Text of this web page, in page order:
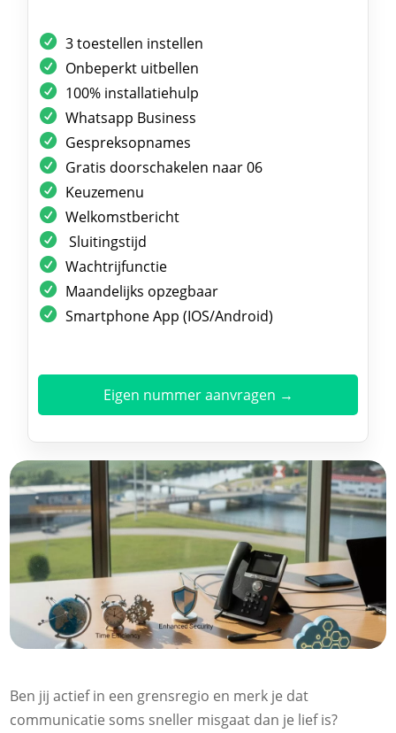
3 toestellen instellen
Onbeperkt uitbellen
100% installatiehulp
Whatsapp Business
Gespreksopnames
Gratis doorschakelen naar 06
Keuzemenu
Welkomstbericht
Sluitingstijd
Wachtrijfunctie
Maandelijks opzegbaar
Smartphone App (IOS/Android)
Eigen nummer aanvragen →
Ben jij actief in een grensregio en merk je dat
communicatie soms sneller misgaat dan je lief is?